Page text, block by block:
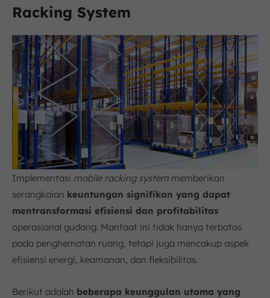
Racking System
Implementasi mobile racking system memberikan
serangkaian keuntungan signifikan yang dapat
mentransformasi efisiensi dan profitabilitas
operasional gudang. Manfaat ini tidak hanya terbatas
pada penghematan ruang, tetapi juga mencakup aspek
efisiensi energi, keamanan, dan fleksibilitas.
Berikut adalah beberapa keunggulan utama yang